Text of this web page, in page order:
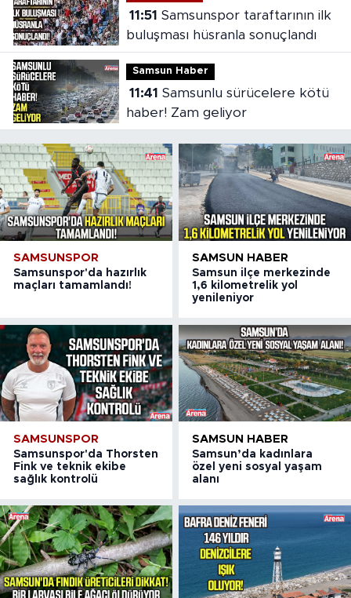
11:51
buluşması hüsranla sonuçlandı
Samsun Haber
11:41
haber! Zam geliyor
SAMSUNSPOR
Samsunspor'da hazırlık
maçları tamamlandı!
SAMSUN HABER
Samsun ilçe merkezinde
1,6 kilometrelik yol
yenileniyor
SAMSUNSPOR
Samsunspor'da Thorsten
Fink ve teknik ekibe
sağlık kontrolü
SAMSUN HABER
Samsun’da kadınlara
özel yeni sosyal yaşam
alanı